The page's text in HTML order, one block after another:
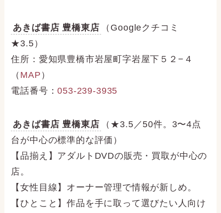
あきば書店 豊橋東店
（Googleクチコミ
★3.5）
住所：愛知県豊橋市岩屋町字岩屋下５２−４
（ MAP ）
電話番号：053-239-3935
あきば書店 豊橋東店
（★3.5／50件。3〜4点
台が中心の標準的な評価）
【品揃え】アダルトDVDの販売・買取が中心の
店。
【女性目線】オーナー管理で情報が新しめ。
【ひとこと】作品を手に取って選びたい人向け